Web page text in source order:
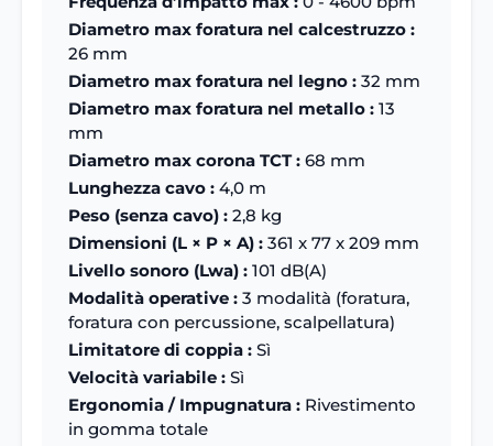
Diametro max foratura nel calcestruzzo :
26 mm
Diametro max foratura nel legno : 32 mm
Diametro max foratura nel metallo : 13
mm
Diametro max corona TCT : 68 mm
Lunghezza cavo : 4,0 m
Peso (senza cavo) : 2,8 kg
Dimensioni (L × P × A) : 361 x 77 x 209 mm
Livello sonoro (Lwa) : 101 dB(A)
Modalità operative : 3 modalità (foratura,
foratura con percussione, scalpellatura)
Limitatore di coppia : Sì
Velocità variabile : Sì
Ergonomia / Impugnatura : Rivestimento
in gomma totale